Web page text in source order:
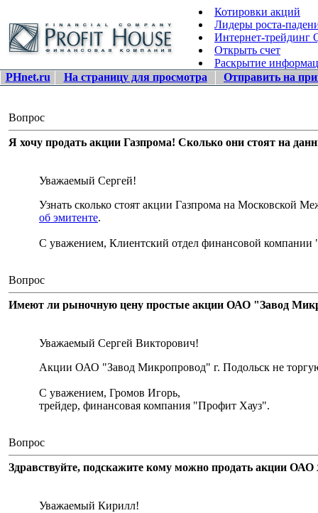
Котировки акций
Лидеры роста-
Интернет-трейдинг
Открыть счет
Раскрытие
PHnet.ru
На страницу для просмотра Отправить на
Вопрос
Я хочу продать акции Газпрома! Сколько они стоят на
Уважаемый Сергей!
Узнать сколько стоят акции Газпрома на
об эмитенте.
С уважением, Клиентский отдел финансовой
Вопрос
Имеют ли рыночную цену простые акции ОАО "Завод
Уважаемый Сергей Викторович!
Акции ОАО "Завод Микропровод" г. Подольск не
С уважением, Громов Игорь,
трейдер, финансовая компания "Профит Хауз".
Вопрос
Здравствуйте, подскажите кому можно продать акции
Уважаемый Кирилл!